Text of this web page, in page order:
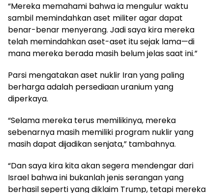
“Mereka memahami bahwa ia mengulur waktu
sambil memindahkan aset militer agar dapat
benar-benar menyerang. Jadi saya kira mereka
telah memindahkan aset-aset itu sejak lama—di
mana mereka berada masih belum jelas saat ini.”
Parsi mengatakan aset nuklir Iran yang paling
berharga adalah persediaan uranium yang
diperkaya.
“Selama mereka terus memilikinya, mereka
sebenarnya masih memiliki program nuklir yang
masih dapat dijadikan senjata,” tambahnya.
“Dan saya kira kita akan segera mendengar dari
Israel bahwa ini bukanlah jenis serangan yang
berhasil seperti yang diklaim Trump, tetapi mereka